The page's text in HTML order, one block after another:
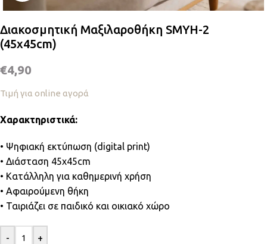
Διακοσμητική Μαξιλαροθήκη SMYH-2
(45x45cm)
€4,90
Τιμή για online αγορά
Χαρακτηριστικά:
• Ψηφιακή εκτύπωση (digital print)
• Διάσταση 45x45cm
• Κατάλληλη για καθημερινή χρήση
• Αφαιρούμενη θήκη
• Ταιριάζει σε παιδικό και οικιακό χώρο
- +